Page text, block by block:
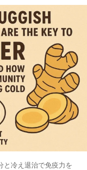
と冷え退治で免疫力を